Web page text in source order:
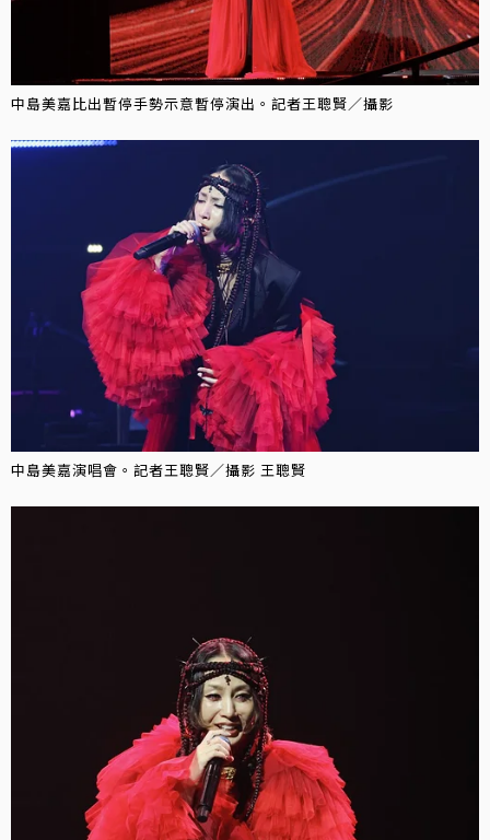
中島美嘉比出暫停手勢示意暫停演出。記者王聰賢／攝影
中島美嘉演唱會。記者王聰賢／攝影 王聰賢